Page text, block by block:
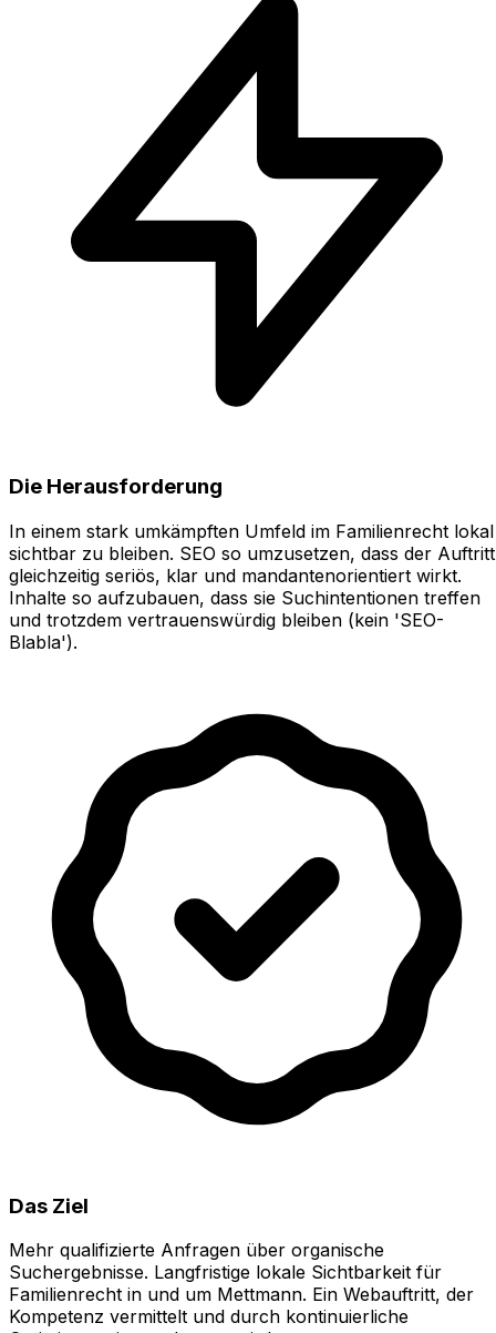
Die Herausforderung
In einem stark umkämpften Umfeld im Familienrecht lokal
sichtbar zu bleiben. SEO so umzusetzen, dass der Auftritt
gleichzeitig seriös, klar und mandantenorientiert wirkt.
Inhalte so aufzubauen, dass sie Suchintentionen treffen
und trotzdem vertrauenswürdig bleiben (kein 'SEO-
Blabla').
Das Ziel
Mehr qualifizierte Anfragen über organische
Suchergebnisse. Langfristige lokale Sichtbarkeit für
Familienrecht in und um Mettmann. Ein Webauftritt, der
Kompetenz vermittelt und durch kontinuierliche